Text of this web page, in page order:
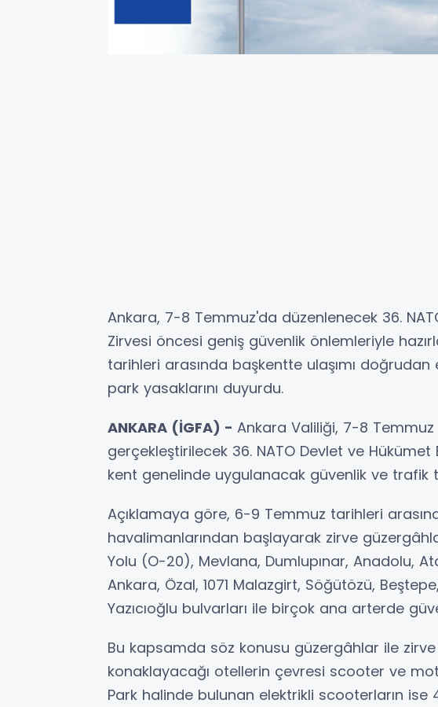
Ankara, 7-8 Temmuz'da düzenlenecek 36.
Zirvesi öncesi geniş güvenlik önlemleriyle
tarihleri arasında başkentte ulaşımı
park yasaklarını duyurdu.
ANKARA (İGFA) - Ankara Valiliği, 7-8
gerçekleştirilecek 36. NATO Devlet ve Hükümet
kent genelinde uygulanacak güvenlik ve trafik
Açıklamaya göre, 6-9 Temmuz tarihleri
havalimanlarından başlayarak zirve
Yolu (O-20), Mevlana, Dumlupınar, Anadolu,
Ankara, Özal, 1071 Malazgirt, Söğütözü, Beştepe,
Yazıcıoğlu bulvarları ile birçok ana arterde
Bu kapsamda söz konusu güzergâhlar ile zirve
konaklayacağı otellerin çevresi scooter ve
Park halinde bulunan elektrikli scooterların ise